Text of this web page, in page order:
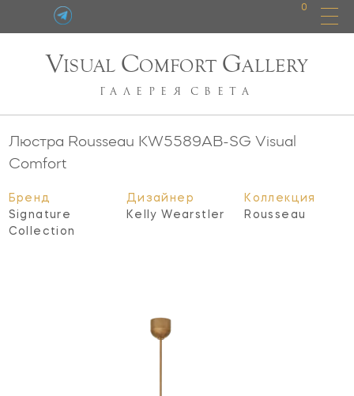
0
VISUAL COMFORT GALLERY
ГАЛЕРЕЯ СВЕТА
Люстра Rousseau KW5589AB-SG Visual
Comfort
Бренд
Signature
Collection
Дизайнер
Kelly Wearstler
Коллекция
Rousseau